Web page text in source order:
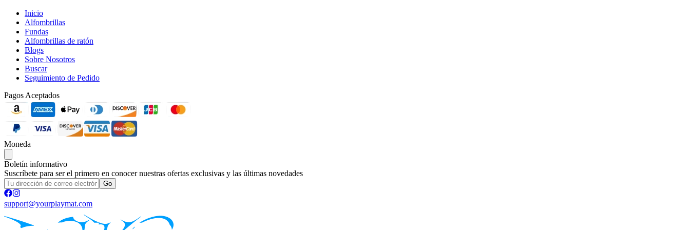
Inicio
Alfombrillas
Fundas
Alfombrillas de ratón
Blogs
Sobre Nosotros
Buscar
Seguimiento de Pedido
Pagos Aceptados
Moneda
Boletín informativo
Suscríbete para ser el primero en conocer nuestras ofertas exclusivas y las últimas novedades
Go
support@yourplaymat.com